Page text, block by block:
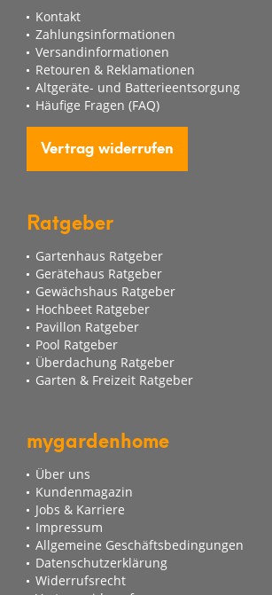
Kontakt
Zahlungsinformationen
Versandinformationen
Retouren & Reklamationen
Altgeräte- und Batterieentsorgung
Häufige Fragen (FAQ)
Vertrag widerrufen
Ratgeber
Gartenhaus Ratgeber
Gerätehaus Ratgeber
Gewächshaus Ratgeber
Hochbeet Ratgeber
Pavillon Ratgeber
Pool Ratgeber
Überdachung Ratgeber
Garten & Freizeit Ratgeber
mygardenhome
Über uns
Kundenmagazin
Jobs & Karriere
Impressum
Allgemeine Geschäftsbedingungen
Datenschutzerklärung
Widerrufsrecht